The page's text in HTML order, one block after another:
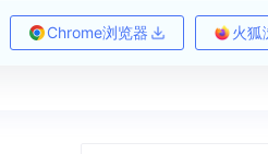
Chrome浏览器 火狐